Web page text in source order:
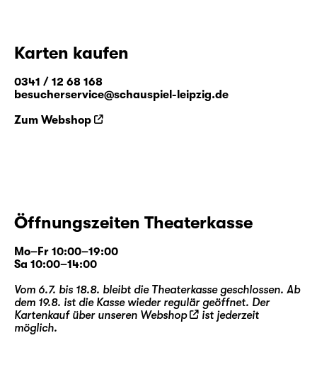
Karten kaufen
0341 / 12 68 168
besucherservice@schauspiel-leipzig.de
Zum Webshop
Öffnungszeiten Theaterkasse
Mo–Fr 10:00–19:00
Sa 10:00–14:00
Vom 6.7. bis 18.8. bleibt die Theaterkasse geschlossen. Ab
dem 19.8. ist die Kasse wieder regulär geöffnet. Der
Kartenkauf über unseren Webshop
ist jederzeit
möglich.